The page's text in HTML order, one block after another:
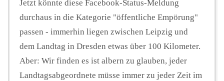
Jetzt könnte diese Facebook-Status-Meldung
durchaus in die Kategorie "öffentliche Empörung"
passen - immerhin liegen zwischen Leipzig und
dem Landtag in Dresden etwas über 100 Kilometer.
Aber: Wir finden es ist albern zu glauben, jeder
Landtagsabgeordnete müsse immer zu jeder Zeit im